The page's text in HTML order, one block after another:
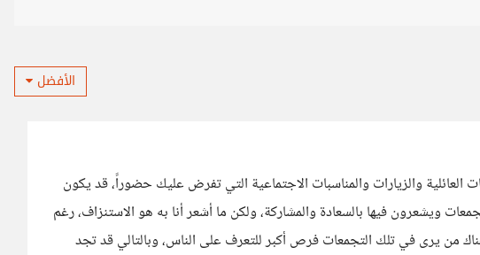
الأفضل
العائلية والزيارات والمناسبات الاجتماعية التي تفرض عليك حضوراً، قد يكون
ويشعرون فيها بالسعادة والمشاركة، ولكن ما أشعر أنا به هو الاستنزاف، رغم
من يرى في تلك التجمعات فرص أكبر للتعرف على الناس، وبالتالي قد تجد